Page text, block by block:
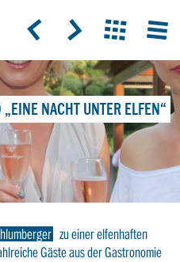
ICON: ARROW-LEFT
ICON: ARROW-RIGHT
ICON:
NACHT UNTER ELFEN“
zu einer elfenhaften
Gäste aus der Gastronomie